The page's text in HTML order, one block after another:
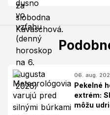
06. aug.
Pekelné
extrém:
môžu